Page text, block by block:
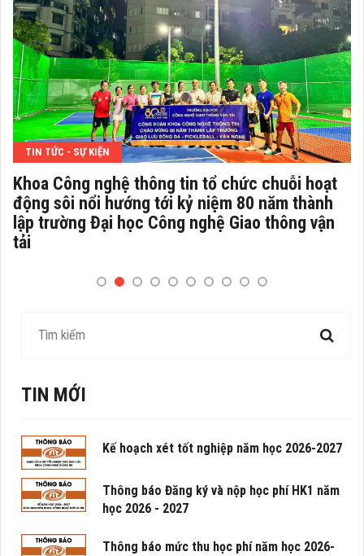
TIN TỨC - SỰ KIỆN
Khoa Công nghệ thông tin tổ chức chuỗi hoạt
động sôi nổi hướng tới kỷ niệm 80 năm thành
lập trường Đại học Công nghệ Giao thông vận
tải
TIN MỚI
Kế hoạch xét tốt nghiệp năm học 2026-2027
Thông báo Đăng ký và nộp học phí HK1 năm
học 2026 - 2027
Thông báo mức thu học phí năm học 2026-